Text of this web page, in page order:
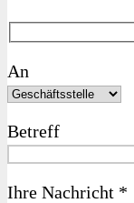
An
Betreff
Ihre Nachricht *